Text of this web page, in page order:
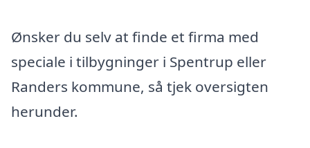
Ønsker du selv at finde et firma med
speciale i tilbygninger i Spentrup eller
Randers kommune, så tjek oversigten
herunder.